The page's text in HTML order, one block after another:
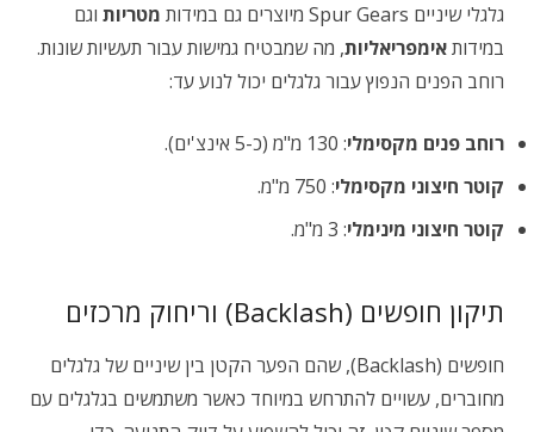
גלגלי שיניים Spur Gears מיוצרים גם במידות מטריות וגם
במידותאימפריאליות, מה שמבטיח גמישות עבור תעשיות שונות.
רוחב הפנים הנפוץ עבור גלגלים יכול לנוע עד:
רוחב פנים מקסימלי: 130 מ"מ (כ-5 אינצ'ים).
קוטר חיצוני מקסימלי: 750 מ"מ.
קוטר חיצוני מינימלי: 3 מ"מ.
תיקון חופשים (Backlash) וריחוק מרכזים
חופשים (Backlash), שהם הפער הקטן בין שיניים של גלגלים
מחוברים, עשויים להתרחש במיוחד כאשר משתמשים בגלגלים עם